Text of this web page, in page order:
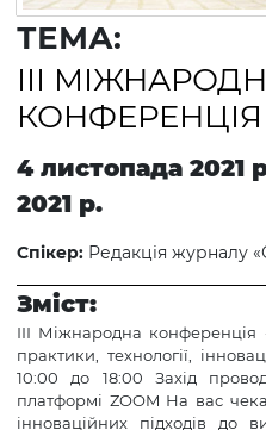
ТЕМА:
ІІІ
КОНФЕРЕНЦІЯ
4 листопада 2021
2021 р.
Спікер: Редакція журналу
Зміст:
ІІІ Міжнародна конференція
практики, технології,
10:00 до 18:00 Захід
платформі ZOOM На вас
інноваційних підходів до